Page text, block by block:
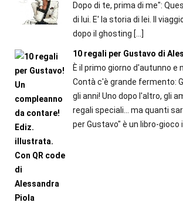
Dopo di te, prima di me":
di lui. E' la storia di lei. Il
dopo il ghosting […]
10 regali per Gustavo di
È il primo giorno d'autunno e
Contà c'è grande fermento:
gli anni! Uno dopo l'altro, gli
regali speciali... ma quanti
per Gustavo" è un libro-gioco